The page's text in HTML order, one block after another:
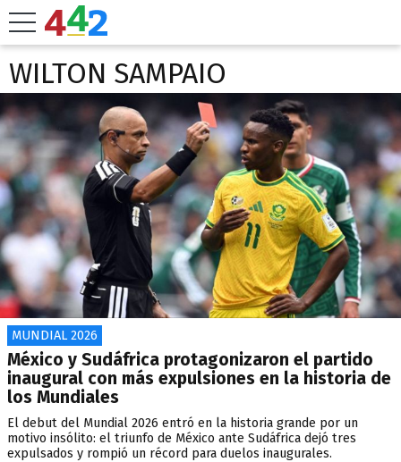
WILTON SAMPAIO
MUNDIAL 2026
México y Sudáfrica protagonizaron el partido
inaugural con más expulsiones en la historia de
los Mundiales
El debut del Mundial 2026 entró en la historia grande por un
motivo insólito: el triunfo de México ante Sudáfrica dejó tres
expulsados y rompió un récord para duelos inaugurales.